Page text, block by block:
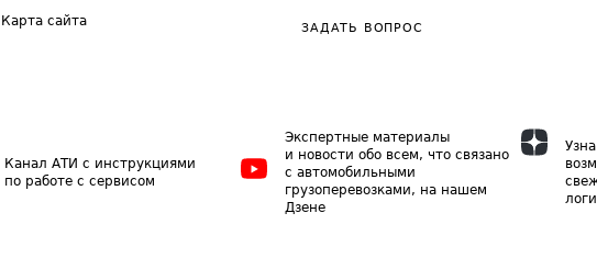
Карта сайта
ЗАДАТЬ ВОПРОС
Канал АТИ с инструкциями
по работе с сервисом
Экспертные материалы
и новости обо всем, что связано
с автомобильными
грузоперевозками, на нашем
Дзене